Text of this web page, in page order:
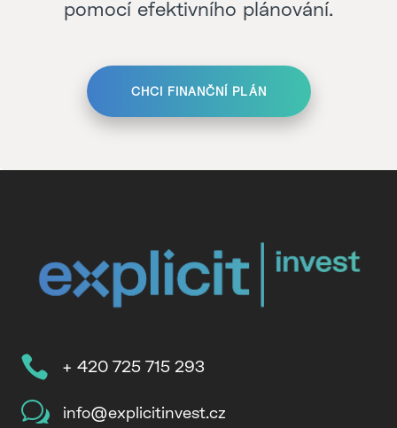
pomocí efektivního plánování.
CHCI FINANČNÍ PLÁN
 + 420 725 715 293
w info@explicitinvest.cz